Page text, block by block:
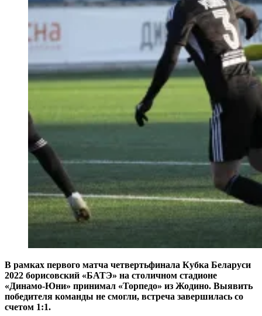
В рамках первого матча четвертьфинала Кубка Беларуси
2022 борисовский «БАТЭ» на столичном стадионе
«Динамо-Юни» принимал «Торпедо» из Жодино. Выявить
победителя команды не смогли, встреча завершилась со
счетом 1:1.